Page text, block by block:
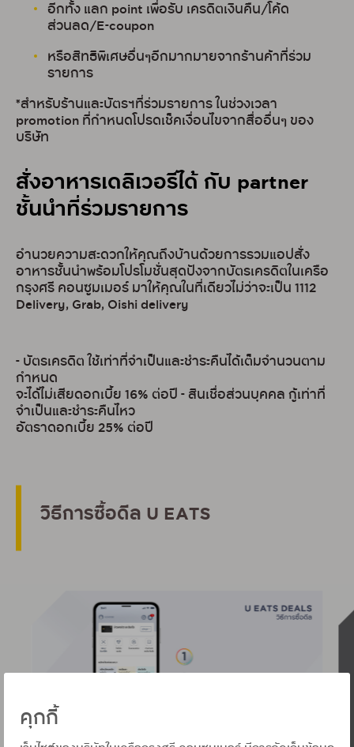
คุกกี้
อีกทั้ง แลก point เพื่อรับ เครดิตเงินคืน/โค้ด
ส่วนลด/E-coupon
หรือสิทธิพิเศษอื่นๆอีกมากมายจากร้านค้าที่ร่วม
รายการ
*สำหรับร้านและบัตรฯที่ร่วมรายการ ในช่วงเวลา
promotion ที่กำหนดโปรดเช็คเงื่อนไขจากสื่ออื่นๆ ของ
บริษัท
สั่งอาหารเดลิเวอรีได้ กับ partner
ชั้นนำที่ร่วมรายการ
อำนวยความสะดวกให้คุณถึงบ้านด้วยการรวมแอปสั่ง
อาหารชั้นนำพร้อมโปรโมชั่นสุดปังจากบัตรเครดิตในเครือ
กรุงศรี คอนซูมเมอร์ มาให้คุณในที่เดียวไม่ว่าจะเป็น 1112
Delivery, Grab, Oishi delivery
- บัตรเครดิต ใช้เท่าที่จำเป็นและชำระคืนได้เต็มจำนวนตาม
กำหนด
จะได้ไม่เสียดอกเบี้ย 16% ต่อปี - สินเชื่อส่วนบุคคล กู้เท่าที่
จำเป็นและชำระคืนไหว
อัตราดอกเบี้ย 25% ต่อปี
วิธีการซื้อดีล U EATS